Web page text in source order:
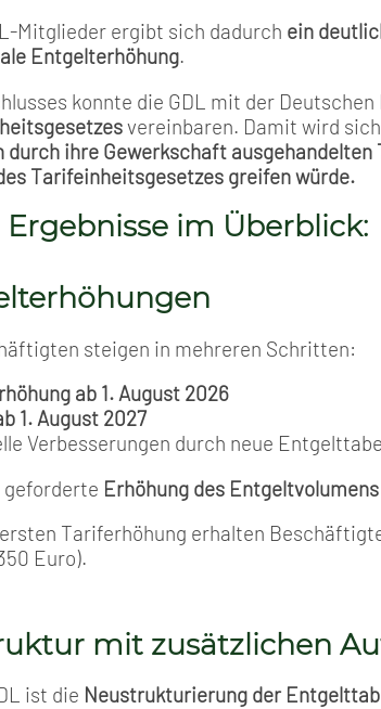
Mitglieder ergibt sich dadurch ein
Entgelterhöhung.
konnte die GDL mit der
vereinbaren. Damit wird
durch ihre Gewerkschaft
Tarifeinheitsgesetzes greifen würde.
im Überblick:
steigen in mehreren Schritten:
ab 1. August 2026
1. August 2027
Verbesserungen durch neue
Erhöhung des
Tariferhöhung erhalten
Euro).
mit zusätzlichen
ist die Neustrukturierung der